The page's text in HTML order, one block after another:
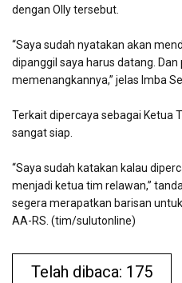
dengan Olly tersebut.
“Saya sudah nyatakan akan
dipanggil saya harus datang.
memenangkannya,” jelas Imba
Terkait dipercaya sebagai Ketua
sangat siap.
“Saya sudah katakan kalau
menjadi ketua tim relawan,”
segera merapatkan barisan
AA-RS. (tim/sulutonline)
Telah dibaca: 175